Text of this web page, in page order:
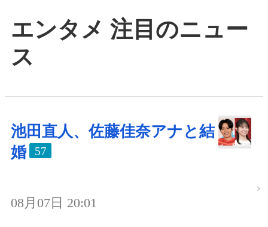
エンタメ 注目のニュー
ス
池田直人、佐藤佳奈アナと結
婚
57
08月07日 20:01